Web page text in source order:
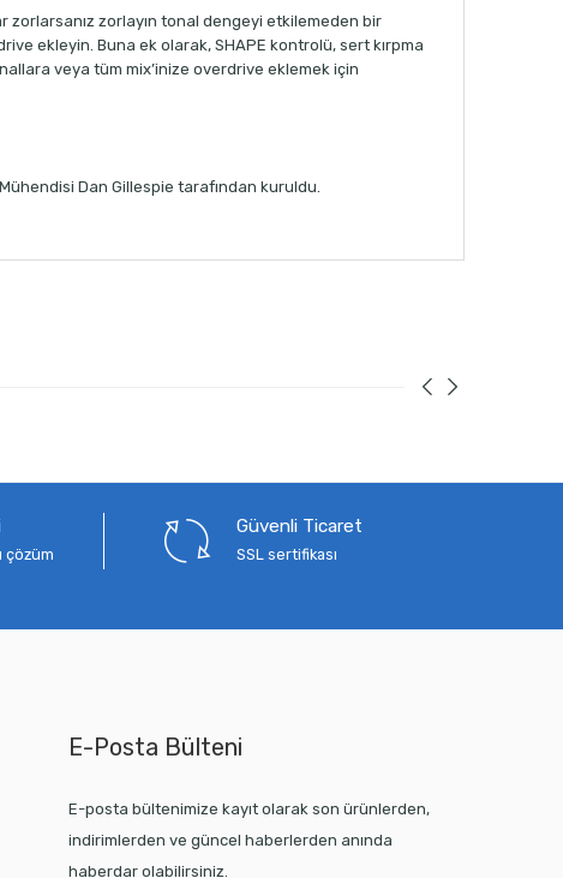
zorlarsanız zorlayın tonal dengeyi etkilemeden bir
ekleyin. Buna ek olarak, SHAPE kontrolü, sert kırpma
veya tüm mix’inize overdrive eklemek için
Dan Gillespie tarafından kuruldu.
çözüm
Güvenli Ticaret
SSL sertifikası
E-Posta Bülteni
E-posta bültenimize kayıt olarak son ürünlerden,
indirimlerden ve güncel haberlerden anında
haberdar olabilirsiniz.